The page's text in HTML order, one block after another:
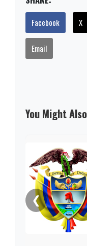
Facebook X
Email
You Might
❮